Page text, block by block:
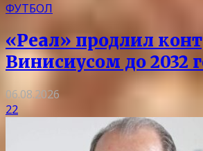
ФУТБОЛ
«Реал» продлил
Винисиусом до 2032
06.08.2026
22